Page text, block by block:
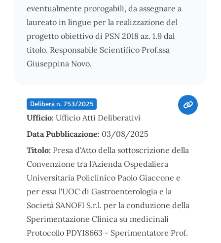
eventualmente prorogabili, da assegnare a
laureato in lingue per la realizzazione del
progetto obiettivo di PSN 2018 az. 1.9 dal
titolo. Responsabile Scientifico Prof.ssa
Giuseppina Novo.
Delibera n. 753/2025
Ufficio: Ufficio Atti Deliberativi
Data Pubblicazione: 03/08/2025
Titolo: Presa d'Atto della sottoscrizione della
Convenzione tra l'Azienda Ospedaliera
Universitaria Policlinico Paolo Giaccone e
per essa l'UOC di Gastroenterologia e la
Società SANOFI S.r.l. per la conduzione della
Sperimentazione Clinica su medicinali
Protocollo PDY18663 - Sperimentatore Prof.